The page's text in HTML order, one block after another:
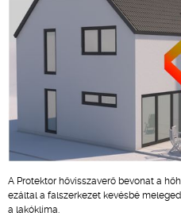
A Protektor hővisszaverő bevonat a
ezáltal a falszerkezet kevésbé
a lakóklíma.